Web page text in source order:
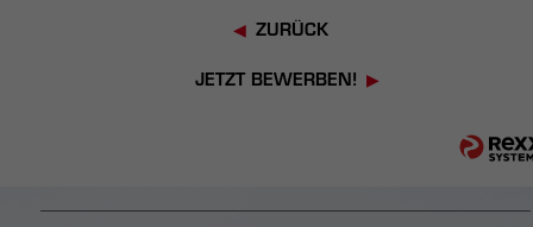
ZURÜCK
JETZT BEWERBEN!